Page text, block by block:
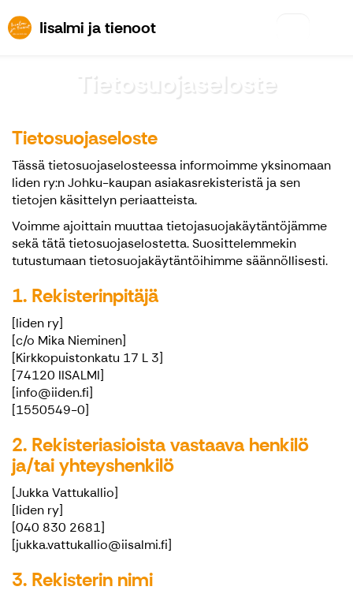
Iisalmi ja tienootIisalmi ja tienoot
Tietosuojaseloste
Tietosuojaseloste
Tässä tietosuojaselosteessa informoimme yksinomaan
Iiden ry:n Johku-kaupan asiakasrekisteristä ja sen
tietojen käsittelyn periaatteista.
Voimme ajoittain muuttaa tietojasuojakäytäntöjämme
sekä tätä tietosuojaselostetta. Suosittelemmekin
tutustumaan tietosuojakäytäntöihimme säännöllisesti.
1. Rekisterinpitäjä
[Iiden ry]
[c/o Mika Nieminen]
[Kirkkopuistonkatu 17 L 3]
[74120 IISALMI]
[info@iiden.fi]
[1550549-0]
2. Rekisteriasioista vastaava henkilö
ja/tai yhteyshenkilö
[Jukka Vattukallio]
[Iiden ry]
[040 830 2681]
[jukka.vattukallio@iisalmi.fi]
3. Rekisterin nimi